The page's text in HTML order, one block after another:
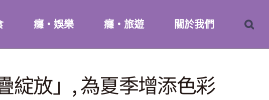
癮・娛樂 癮・旅遊 關於我們
綻放」, 為夏季增添色彩